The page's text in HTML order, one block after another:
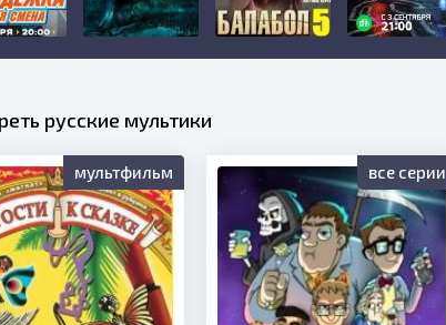
русские мультики
мультфильм все серии